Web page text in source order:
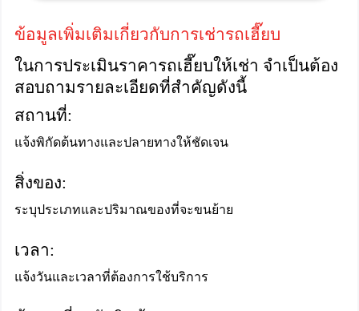
ข้อมูลเพิ่มเติมเกี่ยวกับการเช่ารถเฮี๊ยบ
ในการประเมินราคารถเฮี๊ยบให้เช่า จำเป็นต้อง
สอบถามรายละเอียดที่สำคัญดังนี้
สถานที่:
แจ้งพิกัดต้นทางและปลายทางให้ชัดเจน
สิ่งของ:
ระบุประเภทและปริมาณของที่จะขนย้าย
เวลา:
แจ้งวันและเวลาที่ต้องการใช้บริการ